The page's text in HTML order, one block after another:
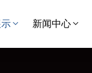
新闻中心